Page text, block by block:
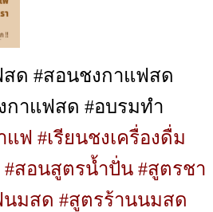
สด #สอนชงกาแฟสด
กาแฟสด #อบรมทำ
แฟ #เรียนชงเครื่องดื่ม
#สอนสูตรน้ำปั่น #สูตรชา
มสด #สูตรร้านนมสด